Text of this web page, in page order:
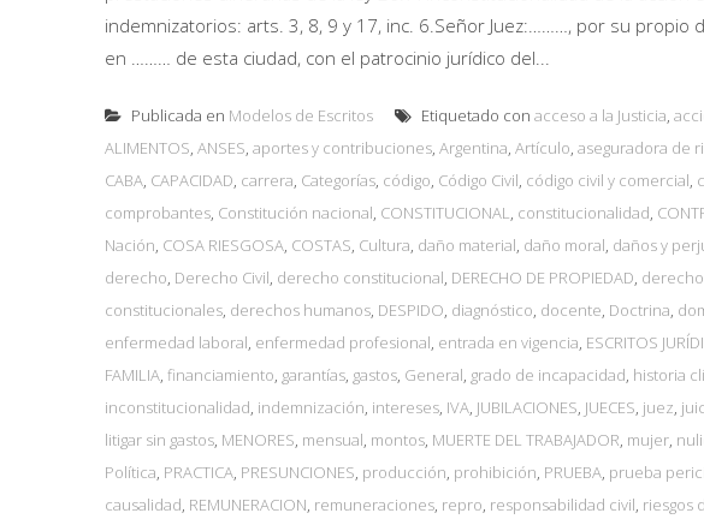
indemnizatorios: arts. 3, 8, 9 y 17, inc. 6.Señor Juez:………, por su propio
en ……… de esta ciudad, con el patrocinio jurídico del...
Publicada en Modelos de Escritos Etiquetado con acceso a la Justicia,
ALIMENTOS, ANSES, aportes y contribuciones, Argentina, Artículo, aseguradora de
CABA, CAPACIDAD, carrera, Categorías, código, Código Civil, código civil y comercial,
comprobantes, Constitución nacional, CONSTITUCIONAL, constitucionalidad,
Nación, COSA RIESGOSA, COSTAS, Cultura, daño material, daño moral, daños y
derecho, Derecho Civil, derecho constitucional, DERECHO DE PROPIEDAD,
constitucionales, derechos humanos, DESPIDO, diagnóstico, docente, Doctrina,
enfermedad laboral, enfermedad profesional, entrada en vigencia, ESCRITOS
FAMILIA, financiamiento, garantías, gastos, General, grado de incapacidad, historia
inconstitucionalidad, indemnización, intereses, IVA, JUBILACIONES, JUECES, juez,
litigar sin gastos, MENORES, mensual, montos, MUERTE DEL TRABAJADOR, mujer,
Política, PRACTICA, PRESUNCIONES, producción, prohibición, PRUEBA, prueba
causalidad, REMUNERACION, remuneraciones, repro, responsabilidad civil, riesgos